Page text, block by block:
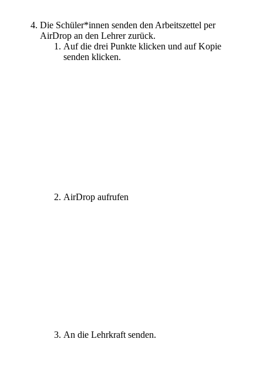
Die Schüler*innen senden den Arbeitszettel per
AirDrop an den Lehrer zurück.
Auf die drei Punkte klicken und auf Kopie
senden klicken.
AirDrop aufrufen
An die Lehrkraft senden.